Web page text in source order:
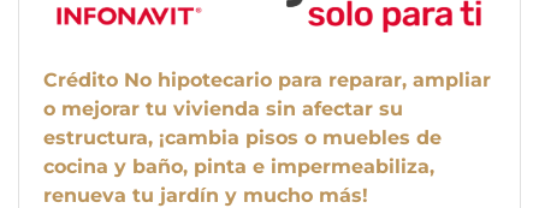
Crédito No hipotecario para reparar, ampliar
o mejorar tu vivienda sin afectar su
estructura, ¡cambia pisos o muebles de
cocina y baño, pinta e impermeabiliza,
renueva tu jardín y mucho más!